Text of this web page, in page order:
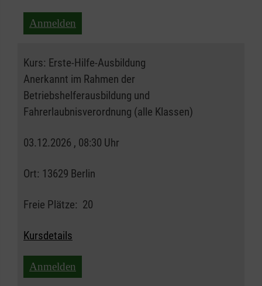
Anmelden
Kurs: Erste-Hilfe-Ausbildung
Anerkannt im Rahmen der
Betriebshelferausbildung und
Fahrerlaubnisverordnung (alle Klassen)
03.12.2026 , 08:30 Uhr
Ort: 13629 Berlin
Freie Plätze: 20
Kursdetails
Anmelden